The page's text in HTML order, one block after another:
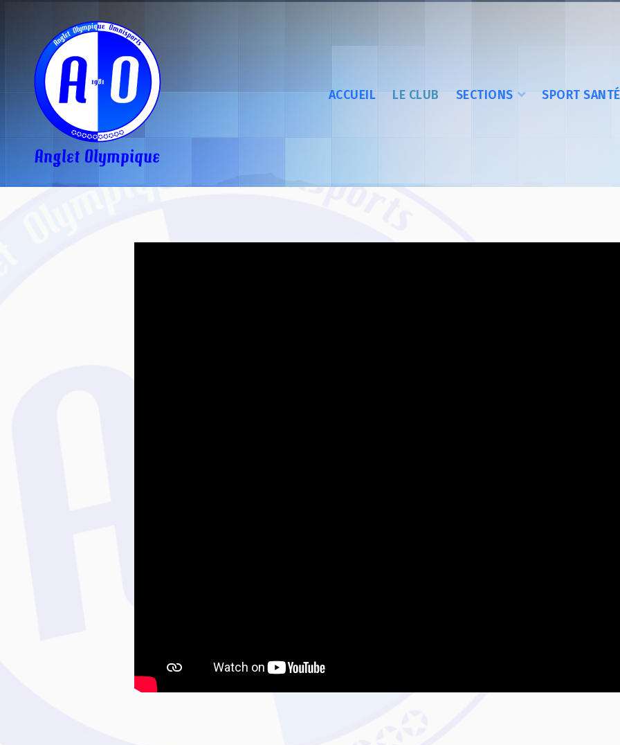
ACCUEIL LE CLUB SECTIONS SPORT SANTÉ